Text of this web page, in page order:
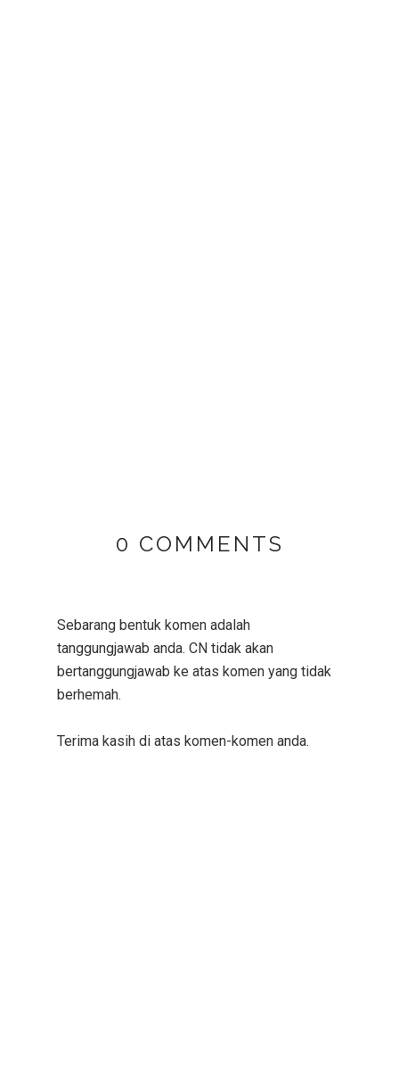
0 COMMENTS
Sebarang bentuk komen adalah
tanggungjawab anda. CN tidak akan
bertanggungjawab ke atas komen yang tidak
berhemah.
Terima kasih di atas komen-komen anda.